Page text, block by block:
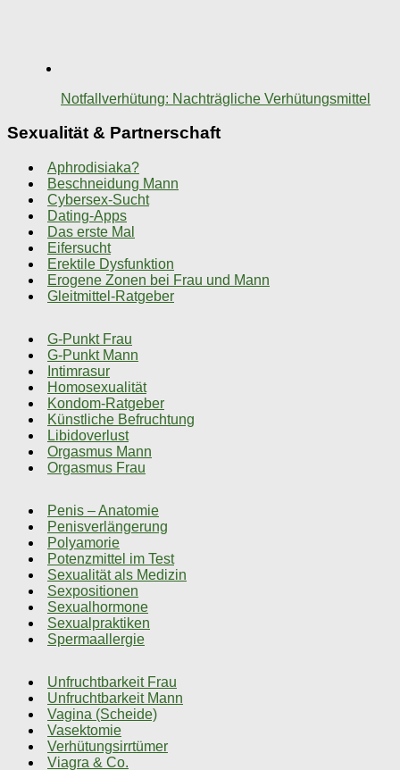
Notfallverhütung: Nachträgliche Verhütungsmittel
Sexualität & Partnerschaft
Aphrodisiaka?
Beschneidung Mann
Cybersex-Sucht
Dating-Apps
Das erste Mal
Eifersucht
Erektile Dysfunktion
Erogene Zonen bei Frau und Mann
Gleitmittel-Ratgeber
G-Punkt Frau
G-Punkt Mann
Intimrasur
Homosexualität
Kondom-Ratgeber
Künstliche Befruchtung
Libidoverlust
Orgasmus Mann
Orgasmus Frau
Penis – Anatomie
Penisverlängerung
Polyamorie
Potenzmittel im Test
Sexualität als Medizin
Sexpositionen
Sexualhormone
Sexualpraktiken
Spermaallergie
Unfruchtbarkeit Frau
Unfruchtbarkeit Mann
Vagina (Scheide)
Vasektomie
Verhütungsirrtümer
Viagra & Co.